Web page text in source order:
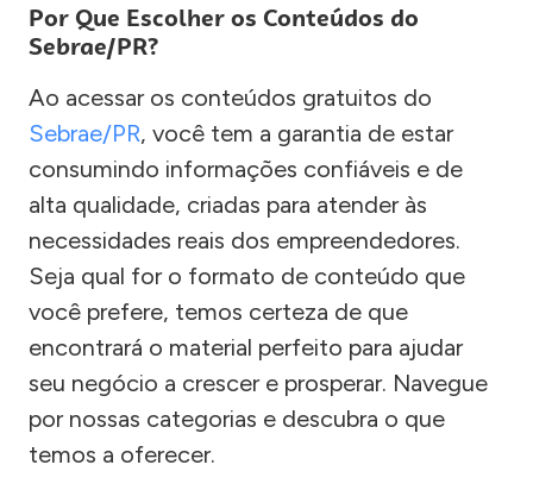
Por Que Escolher os Conteúdos do
Sebrae/PR?
Ao acessar os conteúdos gratuitos do
Sebrae/PR, você tem a garantia de estar
consumindo informações confiáveis e de
alta qualidade, criadas para atender às
necessidades reais dos empreendedores.
Seja qual for o formato de conteúdo que
você prefere, temos certeza de que
encontrará o material perfeito para ajudar
seu negócio a crescer e prosperar. Navegue
por nossas categorias e descubra o que
temos a oferecer.